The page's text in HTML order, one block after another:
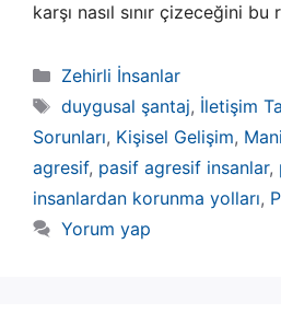
karşı nasıl sınır çizeceğini
Kategoriler
Zehirli İnsanlar
Etiketler
duygusal şantaj, İletişim
Sorunları, Kişisel Gelişim,
agresif, pasif agresif insanlar,
insanlardan korunma yolları,
Yorum yap